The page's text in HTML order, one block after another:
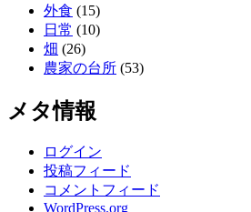
外食 (15)
日常 (10)
畑 (26)
農家の台所 (53)
メタ情報
ログイン
投稿フィード
コメントフィード
WordPress.org